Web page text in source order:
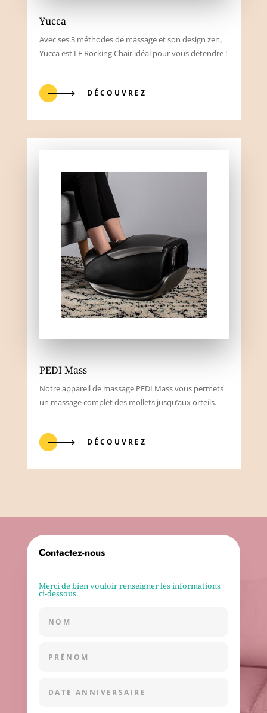
Yucca
Avec ses 3 méthodes de massage et son design zen,
Yucca est LE Rocking Chair idéal pour vous détendre !
DÉCOUVREZ
PEDI Mass
Notre appareil de massage PEDI Mass vous permets
un massage complet des mollets jusqu’aux orteils.
DÉCOUVREZ
Contactez-nous
Merci de bien vouloir renseigner les informations
ci-dessous.